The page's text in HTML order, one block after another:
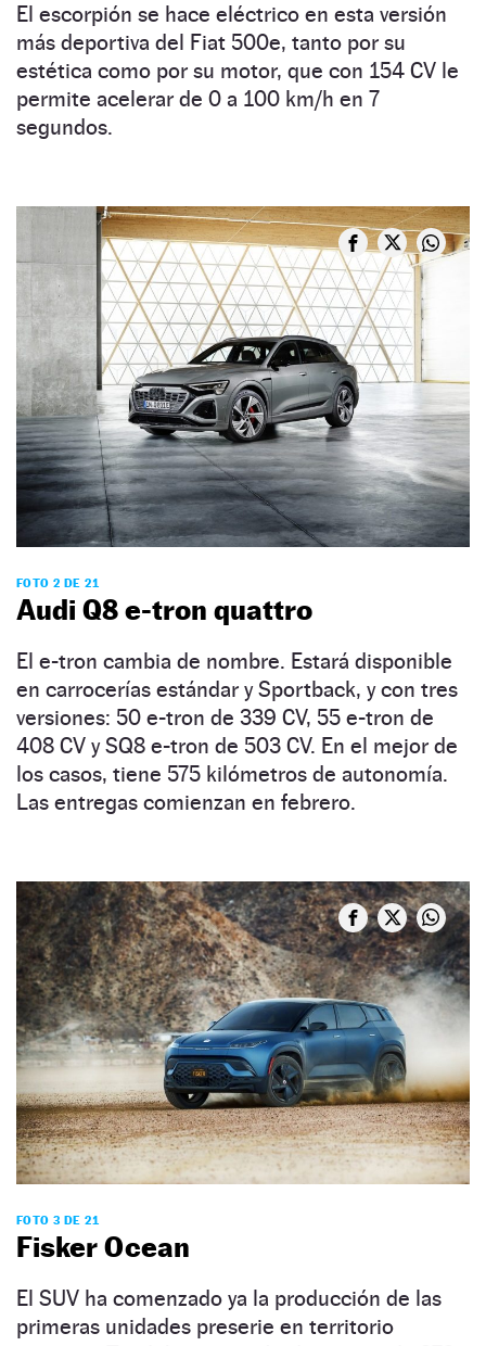
El escorpión se hace eléctrico en esta versión
más deportiva del Fiat 500e, tanto por su
estética como por su motor, que con 154 CV le
permite acelerar de 0 a 100 km/h en 7
segundos.
FOTO 2 DE 21
Audi Q8 e-tron quattro
El e-tron cambia de nombre. Estará disponible
en carrocerías estándar y Sportback, y con tres
versiones: 50 e-tron de 339 CV, 55 e-tron de
408 CV y SQ8 e-tron de 503 CV. En el mejor de
los casos, tiene 575 kilómetros de autonomía.
Las entregas comienzan en febrero.
FOTO 3 DE 21
Fisker Ocean
El SUV ha comenzado ya la producción de las
primeras unidades preserie en territorio